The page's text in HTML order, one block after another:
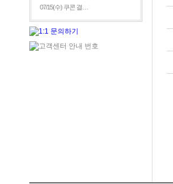
07/15(수) 쿠콘 결…